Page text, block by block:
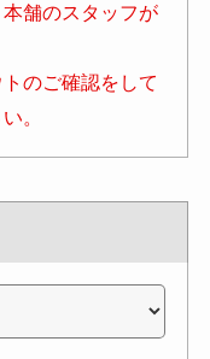
舗のスタッフが
のご確認をして
。